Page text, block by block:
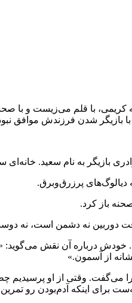
کریمی، با قلم می‌زیست و
بازیگر شدن فرزندش موافق
بازیگر به نام سعید.
دیالوگ‌های پرزرق‌وبرق.
باز کرد.
دوربین نه دشمن است، نه
خودش درباره آن نقش
از آسمون.»
می‌گفت. وقتی از او پرسیدیم
برای اینکه آدم‌بودن رو